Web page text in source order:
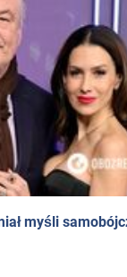
myśli